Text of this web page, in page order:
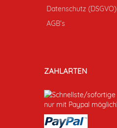
Datenschutz (DSGVO)
AGB's
ZAHLARTEN